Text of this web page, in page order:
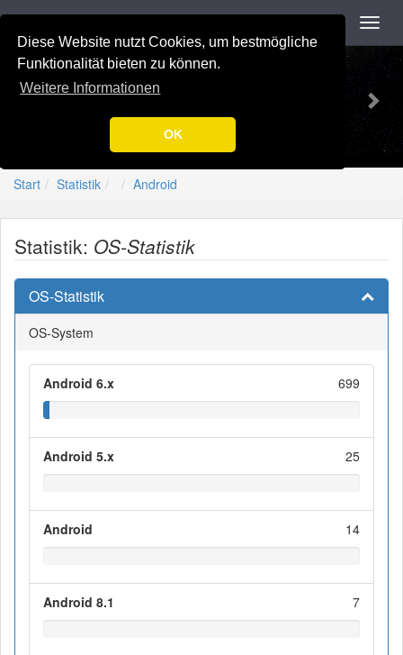
Diese Website nutzt Cookies, um bestmögliche
Funktionalität bieten zu können.
Weitere Informationen
OK
Navigation
Previous-=[Nation-7.de]=-
Start Statistik Android
Statistik: OS-Statistik
OS-Statistik
OS-System
Android 6.x 699
Android 5.x 25
Android 14
Android 8.1 7